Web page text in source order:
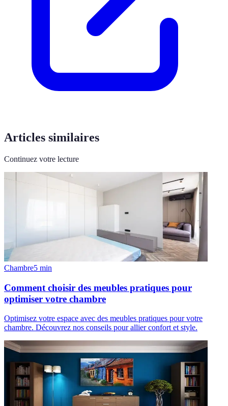
Articles similaires
Continuez votre lecture
Chambre5 min
Comment choisir des meubles pratiques pour
optimiser votre chambre
Optimisez votre espace avec des meubles pratiques pour votre
chambre. Découvrez nos conseils pour allier confort et style.